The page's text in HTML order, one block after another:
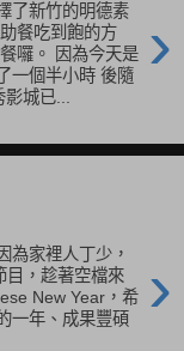
›
了新竹的明德素
餐吃到飽的方
囉。 因為今天是
一個半小時 後隨
影城已...
›
為家裡人丁少，
目，趁著空檔來
New Year，希
一年、成果豐碩